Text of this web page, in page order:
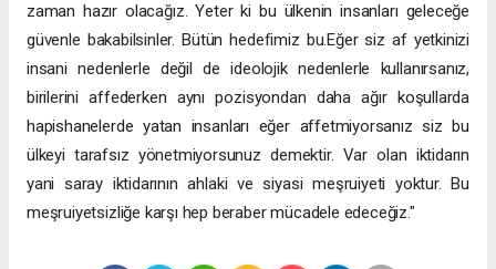
zaman hazır olacağız. Yeter ki bu ülkenin insanları geleceğe
güvenle bakabilsinler. Bütün hedefimiz bu.Eğer siz af yetkinizi
insani nedenlerle değil de ideolojik nedenlerle kullanırsanız,
birilerini affederken aynı pozisyondan daha ağır koşullarda
hapishanelerde yatan insanları eğer affetmiyorsanız siz bu
ülkeyi tarafsız yönetmiyorsunuz demektir. Var olan iktidarın
yani saray iktidarının ahlaki ve siyasi meşruiyeti yoktur. Bu
meşruiyetsizliğe karşı hep beraber mücadele edeceğiz."